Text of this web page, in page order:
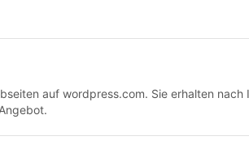
auf wordpress.com. Sie erhalten nach